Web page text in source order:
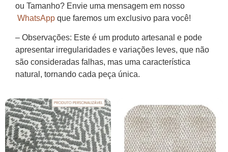
ou Tamanho? Envie uma mensagem em nosso
WhatsApp que faremos um exclusivo para você!
– Observações: Este é um produto artesanal e pode
apresentar irregularidades e variações leves, que não
são consideradas falhas, mas uma característica
natural, tornando cada peça única.